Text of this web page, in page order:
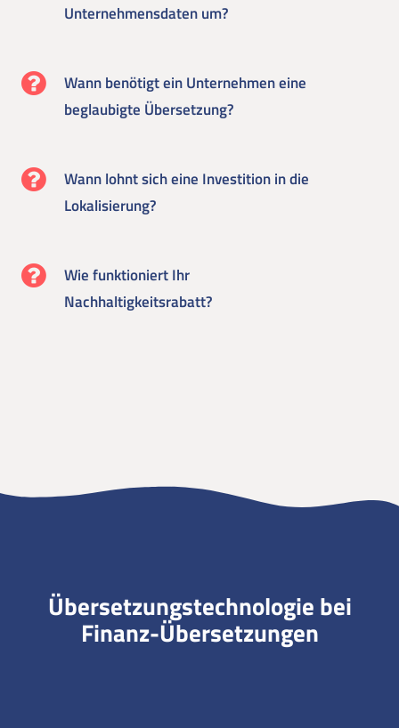
Unternehmensdaten um?
Wann benötigt ein Unternehmen eine
beglaubigte Übersetzung?
Wann lohnt sich eine Investition in die
Lokalisierung?
Wie funktioniert Ihr
Nachhaltigkeitsrabatt?
Übersetzungstechnologie bei
Finanz-Übersetzungen